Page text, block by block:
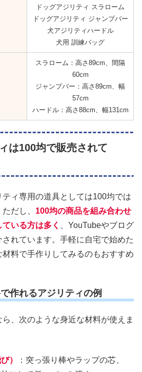
ドッグアジリティ スラローム
ドッグアジリティ ジャンプバー
犬アジリティハードル
犬用 訓練バッグ
スラローム：高さ89cm、間隔
60cm
ジャンプバー：高さ89cm、幅
57cm
ハードル：高さ88cm、幅131cm
は100均で販売されて
ィ専用の道具としては100均では
だし、 100均の商品を組み合わせ
いる方は多く
、YouTubeやブログ
れています。手軽に自宅で始めた
料で手作りしてみるのもおすすめ
作れるアジリティの例
、次のような身近な材料が使えま
）
：突っ張り棒やラップの芯、